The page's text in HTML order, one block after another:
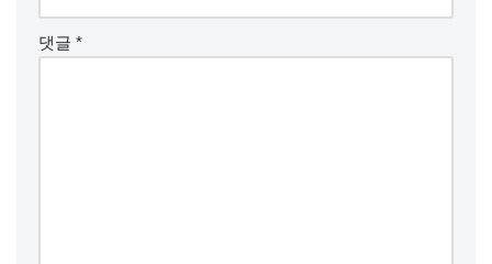
댓글 *